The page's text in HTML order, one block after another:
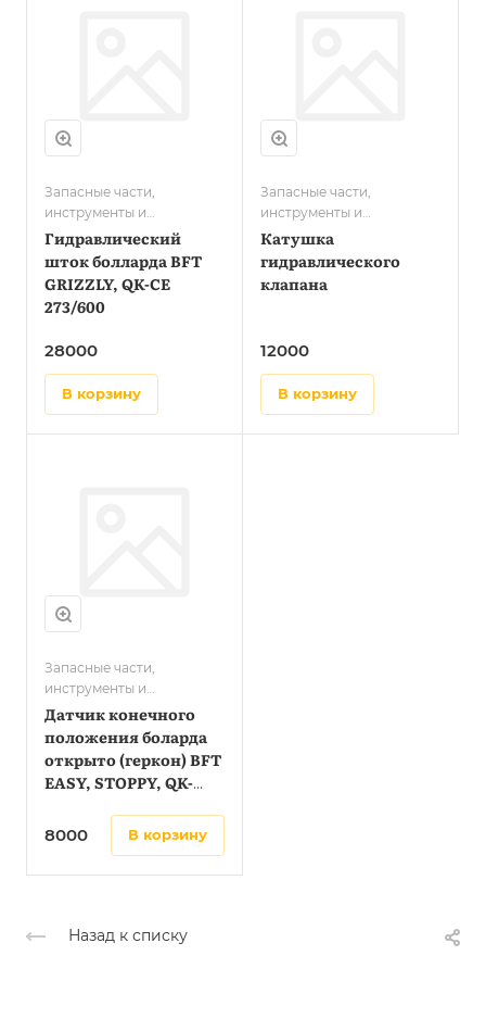
Запасные части,
инструменты и
принадлежности QUIKO
Гидравлический
шток болларда BFT
GRIZZLY, QK-CE
273/600
28000
в корзину
Запасные части,
инструменты и
принадлежности QUIKO
Катушка
гидравлического
клапана
12000
в корзину
Запасные части,
инструменты и
принадлежности QUIKO
Датчик конечного
положения боларда
открыто (геркон) BFT
EASY, STOPPY, QK-
8000 в корзину
Назад к списку